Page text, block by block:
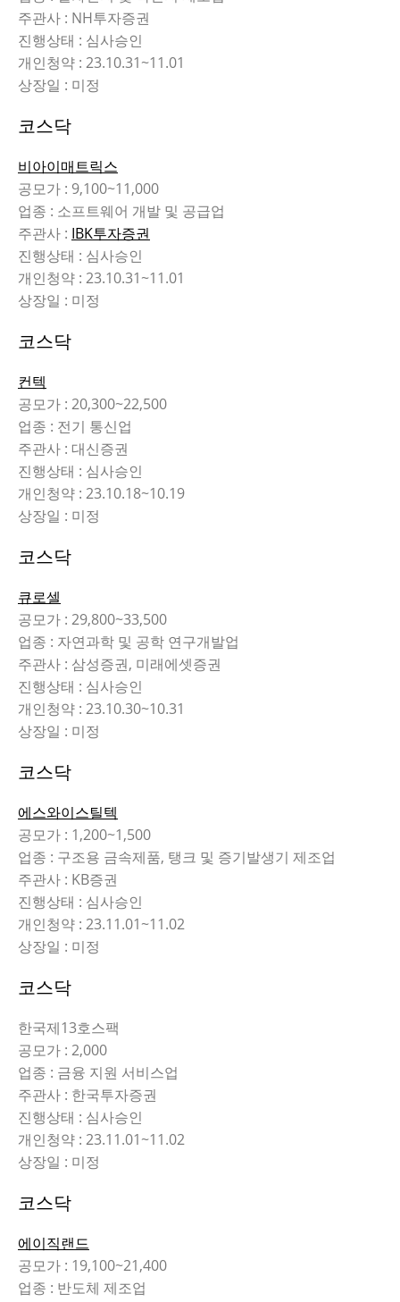
주관사 : NH투자증권
진행상태 : 심사승인
개인청약 : 23.10.31~11.01
상장일 : 미정
코스닥
비아이매트릭스
공모가 : 9,100~11,000
업종 : 소프트웨어 개발 및 공급업
주관사 : IBK투자증권
진행상태 : 심사승인
개인청약 : 23.10.31~11.01
상장일 : 미정
코스닥
컨텍
공모가 : 20,300~22,500
업종 : 전기 통신업
주관사 : 대신증권
진행상태 : 심사승인
개인청약 : 23.10.18~10.19
상장일 : 미정
코스닥
큐로셀
공모가 : 29,800~33,500
업종 : 자연과학 및 공학 연구개발업
주관사 : 삼성증권, 미래에셋증권
진행상태 : 심사승인
개인청약 : 23.10.30~10.31
상장일 : 미정
코스닥
에스와이스틸텍
공모가 : 1,200~1,500
업종 : 구조용 금속제품, 탱크 및 증기발생기 제조업
주관사 : KB증권
진행상태 : 심사승인
개인청약 : 23.11.01~11.02
상장일 : 미정
코스닥
한국제13호스팩
공모가 : 2,000
업종 : 금융 지원 서비스업
주관사 : 한국투자증권
진행상태 : 심사승인
개인청약 : 23.11.01~11.02
상장일 : 미정
코스닥
에이직랜드
공모가 : 19,100~21,400
업종 : 반도체 제조업